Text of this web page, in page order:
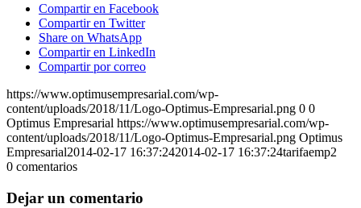
Compartir en Facebook
Compartir en Twitter
Share on WhatsApp
Compartir en LinkedIn
Compartir por correo
https://www.optimusempresarial.com/wp-
content/uploads/2018/11/Logo-Optimus-Empresarial.png 0 0
Optimus Empresarial https://www.optimusempresarial.com/wp-
content/uploads/2018/11/Logo-Optimus-Empresarial.png Optimus
Empresarial2014-02-17 16:37:242014-02-17 16:37:24tarifaemp2
0 comentarios
Dejar un comentario